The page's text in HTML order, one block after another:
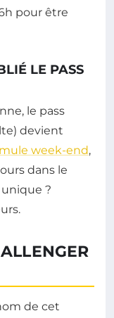
pour être
LE PASS
le pass
devient
week-end,
dans le
?
de cet